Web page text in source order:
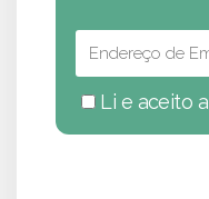
Li e aceito a